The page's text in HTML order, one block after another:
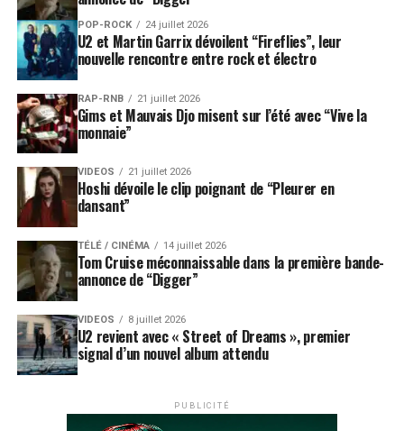
POP-ROCK 24 juillet 2026
U2 et Martin Garrix dévoilent “Fireflies”, leur
nouvelle rencontre entre rock et électro
RAP-RNB 21 juillet 2026
Gims et Mauvais Djo misent sur l’été avec “Vive la
monnaie”
VIDEOS 21 juillet 2026
Hoshi dévoile le clip poignant de “Pleurer en
dansant”
TÉLÉ / CINÉMA 14 juillet 2026
Tom Cruise méconnaissable dans la première bande-
annonce de “Digger”
VIDEOS 8 juillet 2026
U2 revient avec « Street of Dreams », premier
signal d’un nouvel album attendu
PUBLICITÉ